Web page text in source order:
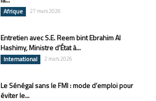
Afrique 27 mars 2026
Entretien avec S.E. Reem bint Ebrahim Al
Hashimy, Ministre d’État à...
International 2 mars 2026
Le Sénégal sans le FMI : mode d’emploi pour
éviter le...